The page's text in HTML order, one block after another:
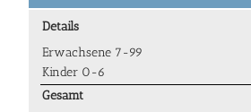
Details
Erwachsene 7-99
Kinder 0-6
Gesamt